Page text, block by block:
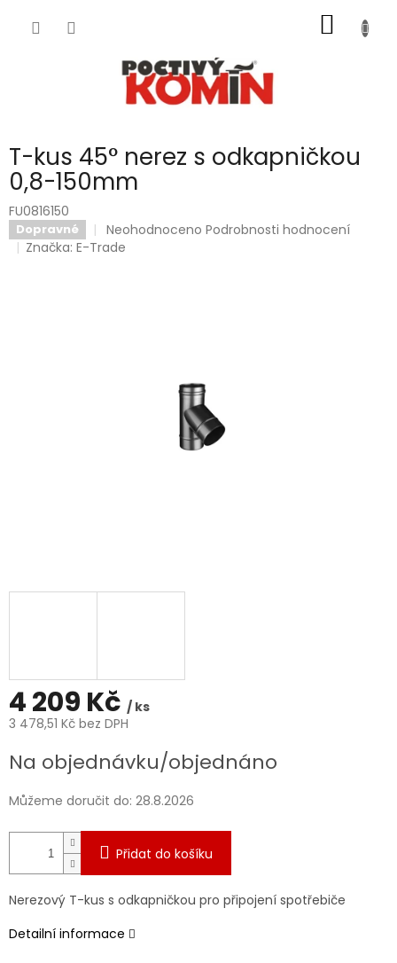
KOŠÍK
T-kus 45° nerez s odkapničkou
0,8-150mm
FU0816150
Dopravné
Průměrné
hodnocení
Neohodnoceno Podrobnosti hodnocení
Značka:E-Trade
4 209 Kč / ks
3 478,51 Kč bez DPH
cena:
Na objednávku/objednáno
Můžeme doručit do: 28.8.2026
Přidat do košíku
Nerezový T-kus s odkapničkou pro připojení spotřebiče
Detailní informace